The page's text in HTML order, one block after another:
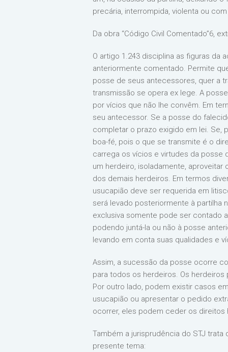
precária, interrompida, violenta ou
Da obra “Código Civil Comentado”6,
O artigo 1.243 disciplina as figuras da
anteriormente comentado. Permite
posse de seus antecessores, quer a
transmissão se opera ex lege. A
por vícios que não lhe convêm. Em
seu antecessor. Se a posse do
completar o prazo exigido em lei. Se,
boa-fé, pois o que se transmite é o
carrega os vícios e virtudes da posse
um herdeiro, isoladamente,
dos demais herdeiros. Em termos
usucapião deve ser requerida em
será levado posteriormente à partilha
exclusiva somente pode ser contado
podendo juntá-la ou não à posse
levando em conta suas qualidades e
Assim, a sucessão da posse ocorre
para todos os herdeiros. Os
Por outro lado, podem existir casos
usucapião ou apresentar o pedido
ocorrer, eles podem ceder os direitos
Também a jurisprudência do STJ
presente tema: